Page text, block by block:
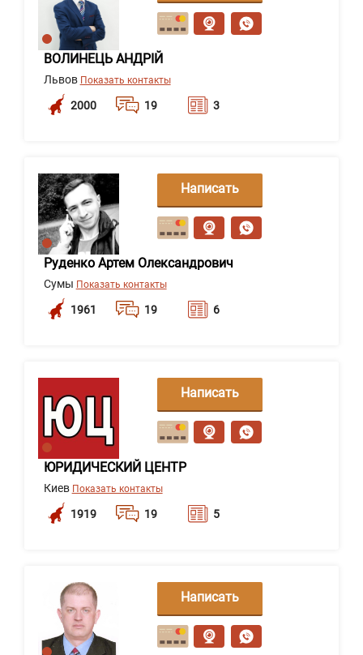
ВОЛИНЕЦЬ АНДРІЙ
Львов Показать контакты
2000 19 3
сообщение
Руденко Артем Олександрович
Сумы Показать контакты
1961 19 6
Написать
сообщение
ЮРИДИЧЕСКИЙ ЦЕНТР
Киев Показать контакты
1919 19 5
Написать
сообщение
Написать
сообщение